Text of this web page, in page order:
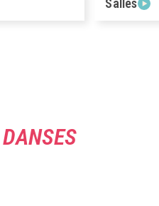
Salles
DANSES